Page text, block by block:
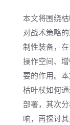
本文将围绕
对战术策略
制性装备，
操作空间、
要的作用。
枯叶杖如何
部署，其次
响，再探讨